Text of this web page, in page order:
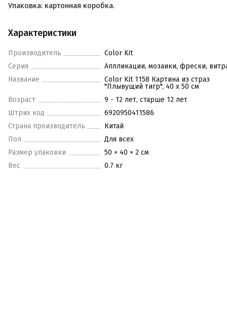
Упаковка: картонная коробка.
Характеристики
Производитель
Color Kit
Серия
Аппликации, мозаики, фрески,
Название
Color Kit 1158 Картина из страз
"Плывущий тигр", 40 х 50 см
Возраст
9 - 12 лет, старше 12 лет
Штрих код
6920950411586
Страна производитель
Китай
Пол
Для всех
Размер упаковки
50 × 40 × 2 см
Вес
0.7 кг